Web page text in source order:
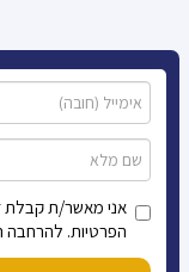
אני מאשר/ת קבלת
הפרטיות. להרחבה